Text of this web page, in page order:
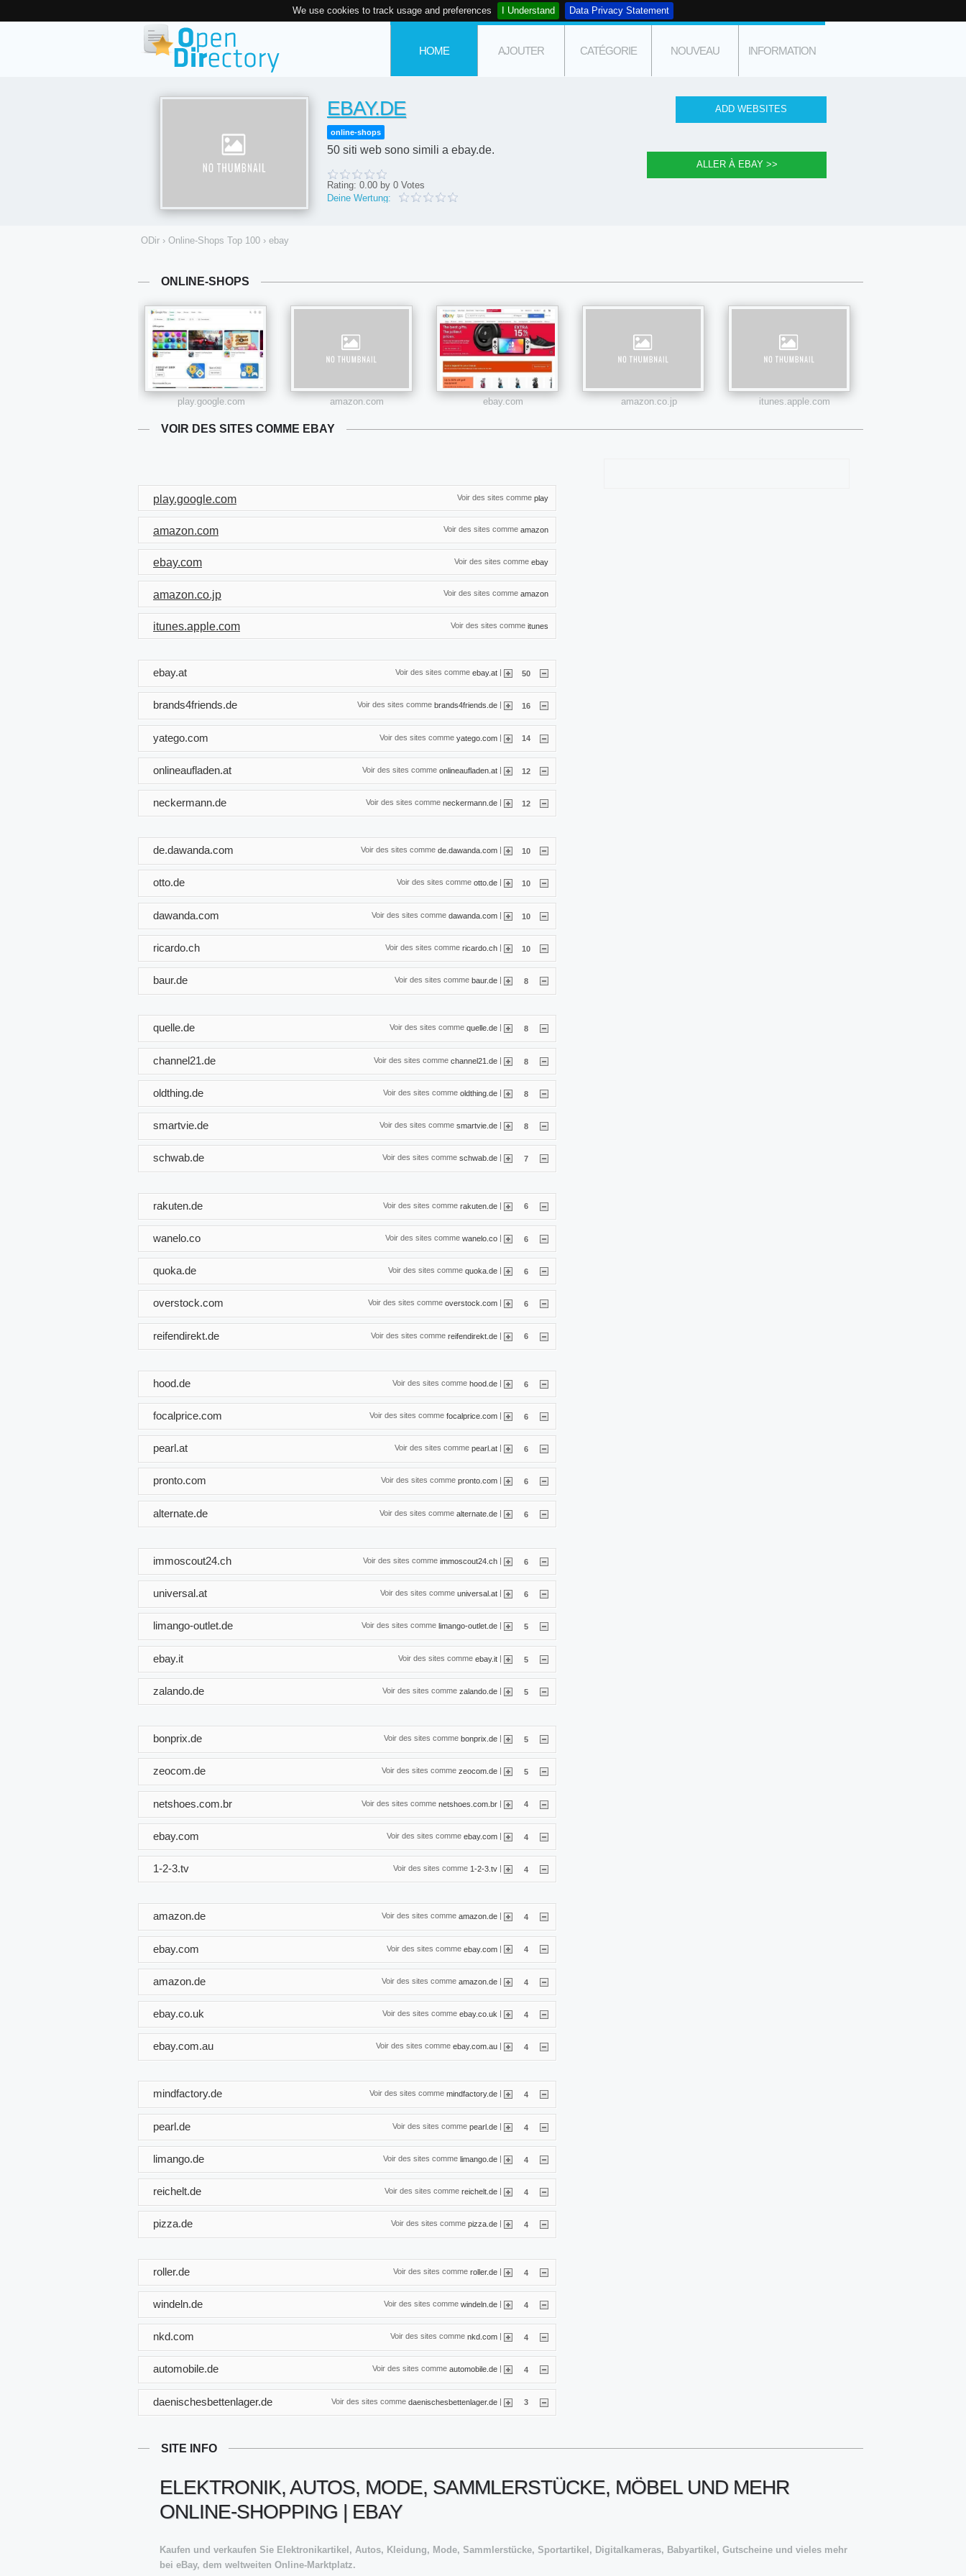
We use cookies to track usage and preferences I Understand Data Privacy Statement
HOME AJOUTER CATÉGORIE NOUVEAU INFORMATION
EBAY.DE
online-shops
50 siti web sono simili a ebay.de.
Rating: 0.00 by 0 Votes
Deine Wertung:
ODir › Online-Shops Top 100 › ebay
ONLINE-SHOPS
play.google.com amazon.com ebay.com amazon.co.jp itunes.apple.com
VOIR DES SITES COMME EBAY
Voir des sites comme play
play.google.com
Voir des sites comme amazon
amazon.com
Voir des sites comme ebay
ebay.com
Voir des sites comme amazon
amazon.co.jp
Voir des sites comme itunes
itunes.apple.com
Voir des sites comme ebay.at | 50
ebay.at
Voir des sites comme brands4friends.de 16
brands4friends.de
Voir des sites comme yatego.com | 14
yatego.com
Voir des sites comme onlineaufladen.at | 12
onlineaufladen.at
Voir des sites comme neckermann.de | 12
neckermann.de
Voir des sites comme de.dawanda.com 10
de.dawanda.com
Voir des sites comme otto.de 10
otto.de
Voir des sites comme dawanda.com | 10
dawanda.com
Voir des sites comme ricardo.ch | 10
ricardo.ch
Voir des sites comme baur.de | 8
baur.de
Voir des sites comme quelle.de 8
quelle.de
Voir des sites comme channel21.de | 8
channel21.de
Voir des sites comme oldthing.de | 8
oldthing.de
Voir des sites comme smartvie.de | 8
smartvie.de
Voir des sites comme schwab.de 7
schwab.de
Voir des sites comme rakuten.de | 6
rakuten.de
Voir des sites comme wanelo.co | 6
wanelo.co
Voir des sites comme quoka.de | 6
quoka.de
Voir des sites comme overstock.com 6
overstock.com
Voir des sites comme reifendirekt.de | 6
reifendirekt.de
Voir des sites comme hood.de | 6
hood.de
Voir des sites comme focalprice.com | 6
focalprice.com
Voir des sites comme pearl.at 6
pearl.at
Voir des sites comme pronto.com 6
pronto.com
Voir des sites comme alternate.de | 6
alternate.de
Voir des sites comme immoscout24.ch | 6
immoscout24.ch
Voir des sites comme universal.at | 6
universal.at
Voir des sites comme limango-outlet.de 5
limango-outlet.de
Voir des sites comme ebay.it | 5
ebay.it
Voir des sites comme zalando.de | 5
zalando.de
Voir des sites comme bonprix.de | 5
bonprix.de
Voir des sites comme zeocom.de 5
zeocom.de
Voir des sites comme netshoes.com.br | 4
netshoes.com.br
Voir des sites comme ebay.com | 4
ebay.com
Voir des sites comme 1-2-3.tv | 4
1-2-3.tv
Voir des sites comme amazon.de 4
amazon.de
Voir des sites comme ebay.com | 4
ebay.com
Voir des sites comme amazon.de | 4
amazon.de
Voir des sites comme ebay.co.uk | 4
ebay.co.uk
Voir des sites comme ebay.com.au 4
ebay.com.au
Voir des sites comme mindfactory.de 4
mindfactory.de
Voir des sites comme pearl.de | 4
pearl.de
Voir des sites comme limango.de | 4
limango.de
Voir des sites comme reichelt.de | 4
reichelt.de
Voir des sites comme pizza.de 4
pizza.de
Voir des sites comme roller.de | 4
roller.de
Voir des sites comme windeln.de | 4
windeln.de
Voir des sites comme nkd.com | 4
nkd.com
Voir des sites comme automobile.de 4
automobile.de
Voir des sites comme daenischesbettenlager.de | 3
daenischesbettenlager.de
SITE INFO
ELEKTRONIK, AUTOS, MODE, SAMMLERSTÜCKE, MÖBEL UND MEHR
ONLINE-SHOPPING | EBAY
Kaufen und verkaufen Sie Elektronikartikel, Autos, Kleidung, Mode, Sammlerstücke, Sportartikel, Digitalkameras, Babyartikel, Gutscheine und vieles mehr
bei eBay, dem weltweiten Online-Marktplatz.